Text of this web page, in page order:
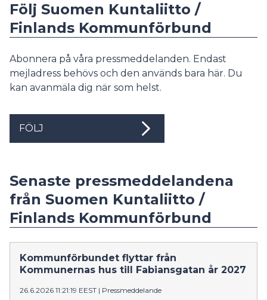
Följ Suomen Kuntaliitto /
Finlands Kommunförbund
Abonnera på våra pressmeddelanden. Endast
mejladress behövs och den används bara här. Du
kan avanmäla dig när som helst.
FÖLJ
Senaste pressmeddelandena
från Suomen Kuntaliitto /
Finlands Kommunförbund
Kommunförbundet flyttar från
Kommunernas hus till Fabiansgatan år 2027
26.6.2026 11:21:19 EEST | Pressmeddelande